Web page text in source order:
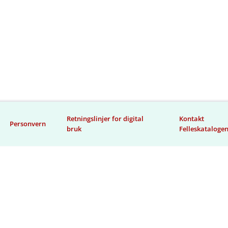
Personvern
Retningslinjer for digital
bruk
Kontakt
Felleskatalogen